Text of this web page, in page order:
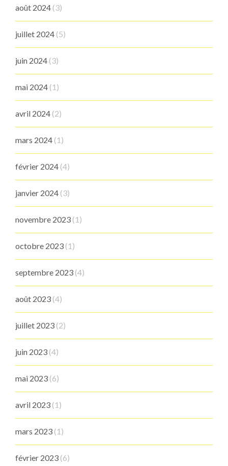
août 2024 (3)
juillet 2024 (5)
juin 2024 (3)
mai 2024 (1)
avril 2024 (2)
mars 2024 (1)
février 2024 (4)
janvier 2024 (3)
novembre 2023 (1)
octobre 2023 (1)
septembre 2023 (4)
août 2023 (4)
juillet 2023 (2)
juin 2023 (4)
mai 2023 (6)
avril 2023 (1)
mars 2023 (1)
février 2023 (6)